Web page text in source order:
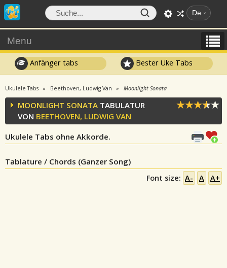
De
Menu
Anfänger tabs Bester Uke Tabs
Ukulele Tabs Beethoven, Ludwig Van Moonlight Sonata
MOONLIGHT SONATA TABULATUR
VON BEETHOVEN, LUDWIG VAN
Ukulele Tabs ohne Akkorde.
Tablature / Chords (Ganzer Song)
Font size: A- A A+